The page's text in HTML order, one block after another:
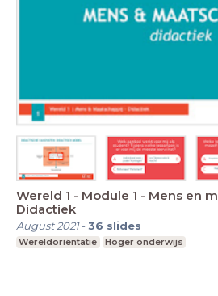
Wereld 1 - Module 1 - Mens en
Didactiek
August 2021-36 slides
Wereldoriëntatie Hoger onderwijs